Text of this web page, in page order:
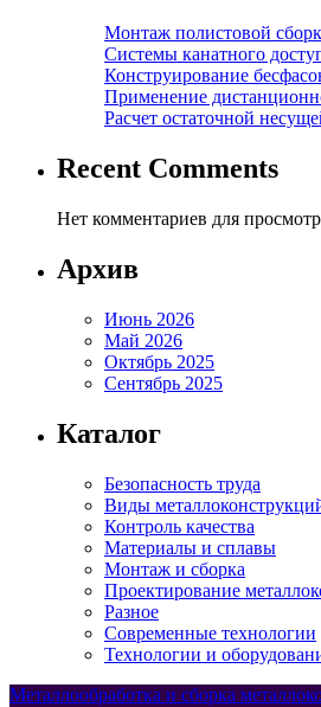
Монтаж полистовой
Системы канатного
Конструирование
Применение
Расчет остаточной
Recent Comments
Нет комментариев для
Архив
Июнь 2026
Май 2026
Октябрь 2025
Сентябрь 2025
Каталог
Безопасность труда
Виды
Контроль качества
Материалы и сплавы
Монтаж и сборка
Проектирование
Разное
Современные технологии
Технологии и
Металлообработка и сборка